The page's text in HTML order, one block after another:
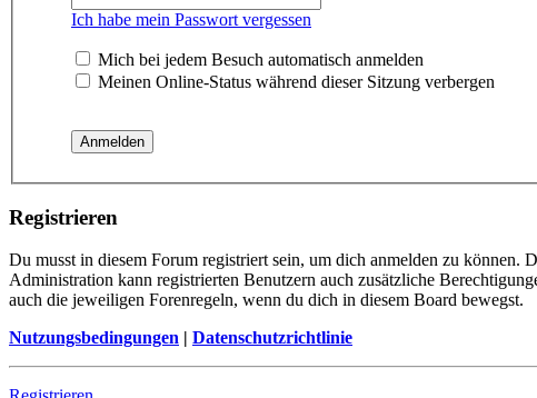
Ich habe mein Passwort vergessen
Mich bei jedem Besuch automatisch anmelden
Meinen Online-Status während dieser Sitzung verbergen
Registrieren
Du musst in diesem Forum registriert sein, um dich anmelden zu
Administration kann registrierten Benutzern auch zusätzliche
auch die jeweiligen Forenregeln, wenn du dich in diesem Board bewegst.
Nutzungsbedingungen | Datenschutzrichtlinie